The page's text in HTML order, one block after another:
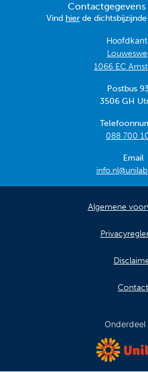
Contactgegevens
Vind hier de
1066 EC
Postbus
3506 GH
088 700
Email
Algemene
Contact
Onderdeel